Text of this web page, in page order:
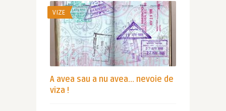
VIZE
A avea sau a nu avea… nevoie de
viza !